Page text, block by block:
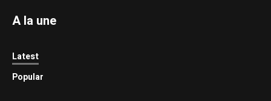
A la une
Latest
Popular